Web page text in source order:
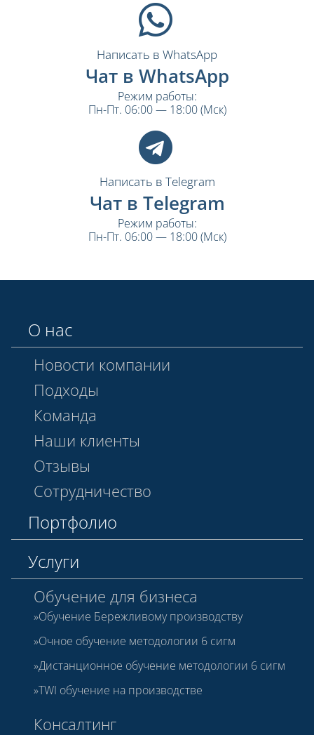
Написать в WhatsApp
Чат в WhatsApp
Режим работы:
Пн-Пт. 06:00 — 18:00 (Мск)
Написать в Telegram
Чат в Telegram
Режим работы:
Пн-Пт. 06:00 — 18:00 (Мск)
О нас
Новости компании
Подходы
Команда
Наши клиенты
Отзывы
Сотрудничество
Портфолио
Услуги
Обучение для бизнеса
Обучение Бережливому производству
Очное обучение методологии 6 сигм
Дистанционное обучение методологии 6 сигм
TWI обучение на производстве
Консалтинг